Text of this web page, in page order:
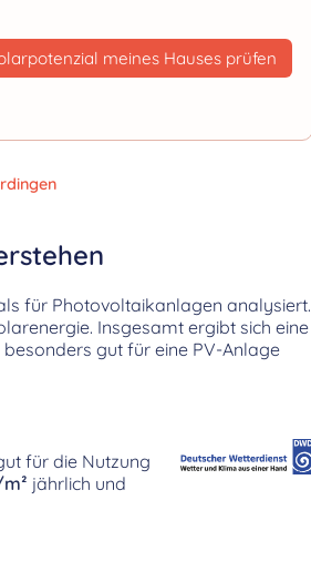
meines Hauses prüfen
für Photovoltaikanlagen analysiert.
Insgesamt ergibt sich eine
gut für eine PV-Anlage
für die Nutzung
jährlich und